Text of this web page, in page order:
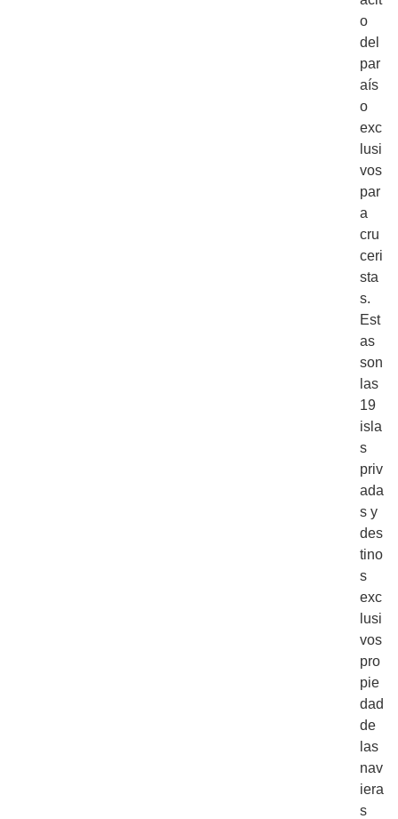
o
del
par
aís
o
exc
lusi
vos
par
a
cru
ceri
sta
s.
Est
as
son
las
19
isla
s
priv
ada
s y
des
tino
s
exc
lusi
vos
pro
pie
dad
de
las
nav
iera
s